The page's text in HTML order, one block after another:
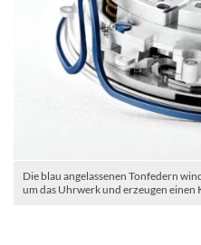
Die blau angelassenen Tonfedern
um das Uhrwerk und erzeugen